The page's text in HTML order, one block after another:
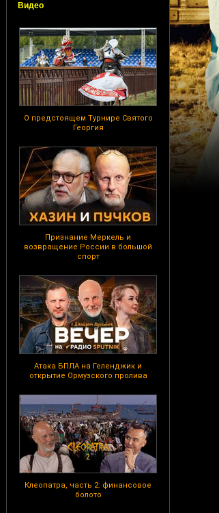
Видео
О предстоящем Турнире Святого
Георгия
Признание Меркель и
возвращение России в большой
спорт
Атака БПЛА на Геленджик и
открытие Ормузского пролива
Клеопатра, часть 2: финансовое
болото